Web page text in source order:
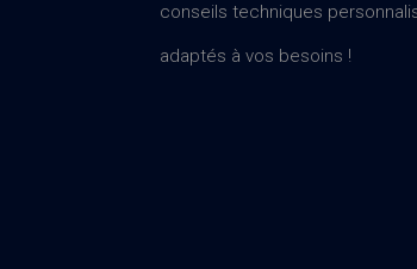
conseils techniques
adaptés à vos besoins !